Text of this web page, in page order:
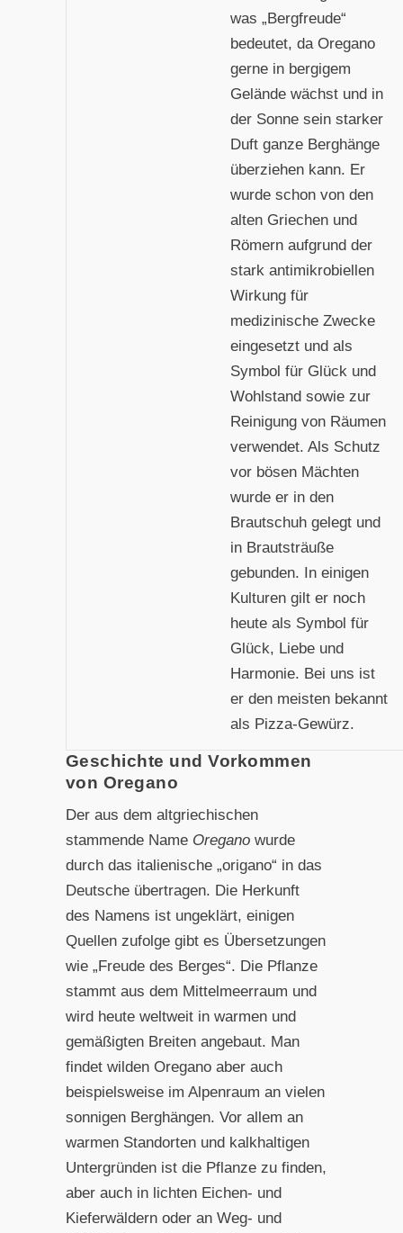
was „Bergfreude“
bedeutet, da Oregano
gerne in bergigem
Gelände wächst und in
der Sonne sein starker
Duft ganze Berghänge
überziehen kann. Er
wurde schon von den
alten Griechen und
Römern aufgrund der
stark antimikrobiellen
Wirkung für
medizinische Zwecke
eingesetzt und als
Symbol für Glück und
Wohlstand sowie zur
Reinigung von Räumen
verwendet. Als Schutz
vor bösen Mächten
wurde er in den
Brautschuh gelegt und
in Brautsträuße
gebunden. In einigen
Kulturen gilt er noch
heute als Symbol für
Glück, Liebe und
Harmonie. Bei uns ist
er den meisten bekannt
als Pizza-Gewürz.
Geschichte und Vorkommen
von Oregano
Der aus dem altgriechischen
stammende Name Oreganowurde
durch das italienische „origano“ in das
Deutsche übertragen. Die Herkunft
des Namens ist ungeklärt, einigen
Quellen zufolge gibt es Übersetzungen
wie „Freude des Berges“. Die Pflanze
stammt aus dem Mittelmeerraum und
wird heute weltweit in warmen und
gemäßigten Breiten angebaut. Man
findet wilden Oregano aber auch
beispielsweise im Alpenraum an vielen
sonnigen Berghängen. Vor allem an
warmen Standorten und kalkhaltigen
Untergründen ist die Pflanze zu finden,
aber auch in lichten Eichen- und
Kieferwäldern oder an Weg- und